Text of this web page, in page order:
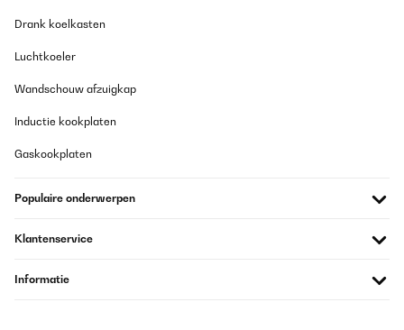
Drank koelkasten
Luchtkoeler
Wandschouw afzuigkap
Inductie kookplaten
Gaskookplaten
Populaire onderwerpen
Klantenservice
Informatie